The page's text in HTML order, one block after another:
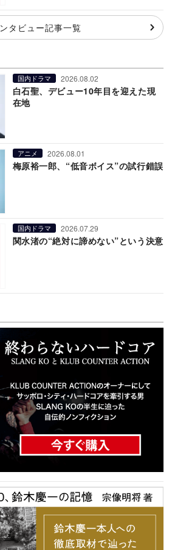
タビュー記事一覧
国内ドラマ 2026.08.02
白石聖、デビュー10年目を迎えた現
在地
アニメ 2026.08.01
梅原裕一郎、“低音ボイス”の試行錯誤
国内ドラマ 2026.07.29
関水渚の“絶対に諦めない”という決意